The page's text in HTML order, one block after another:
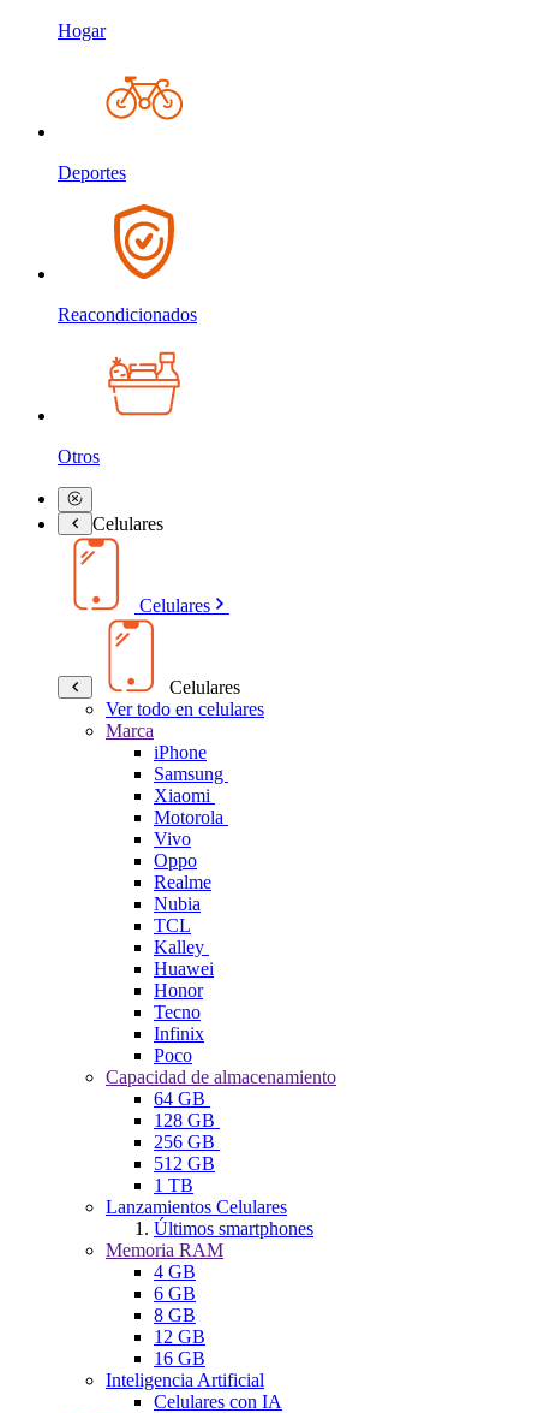
Hogar
Deportes
Reacondicionados
Otros
Celulares
Celulares
Celulares
Ver todo en celulares
Marca
iPhone
Samsung
Xiaomi
Motorola
Vivo
Oppo
Realme
Nubia
TCL
Kalley
Huawei
Honor
Tecno
Infinix
Poco
Capacidad de almacenamiento
64 GB
128 GB
256 GB
512 GB
1 TB
Lanzamientos Celulares
Últimos smartphones
Memoria RAM
4 GB
6 GB
8 GB
12 GB
16 GB
Inteligencia Artificial
Celulares con IA